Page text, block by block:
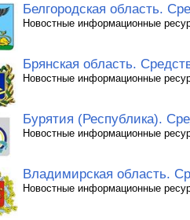
Белгородская область.
Новостные информационные
Брянская область.
Новостные информационные
Бурятия (Республика).
Новостные информационные
Владимирская область.
Новостные информационные